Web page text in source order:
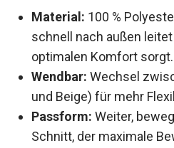
schnell nach außen
optimalen Komfort sorgt.
Wendbar: Wechsel
(Rot und Beige) für mehr
Passform: Weiter,
Schnitt, der maximale